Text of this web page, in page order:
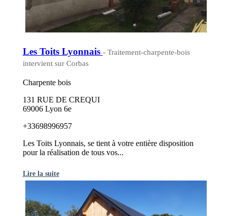
Les Toits Lyonnais - Traitement-charpente-bois
intervient sur Corbas
Charpente bois
131 RUE DE CREQUI
69006 Lyon 6e
+33698996957
Les Toits Lyonnais, se tient à votre entière disposition
pour la réalisation de tous vos...
Lire la suite